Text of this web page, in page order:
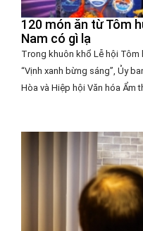
120 món ăn từ Tôm
Nam có gì lạ
Trong khuôn khổ Lễ hội Tôm
“Vịnh xanh bừng sáng”, Ủy
Hòa và Hiệp hội Văn hóa Ẩm